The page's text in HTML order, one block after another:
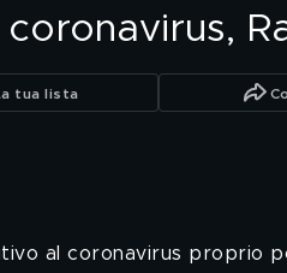
tua lista
al coronavirus proprio